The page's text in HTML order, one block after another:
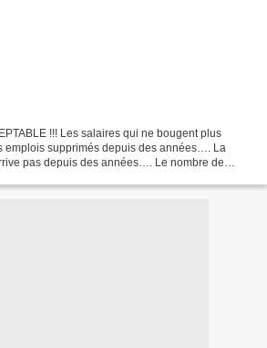
!!! Les salaires qui ne bougent plus
supprimés depuis des années…. La
pas depuis des années…. Le nombre de